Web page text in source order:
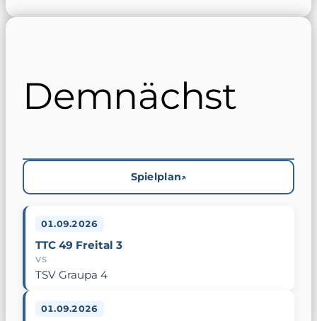
Demnächst
Spielplan
01.09.2026
TTC 49 Freital 3
VS
TSV Graupa 4
01.09.2026